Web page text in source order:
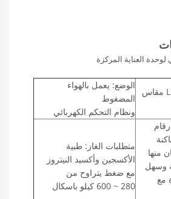
العناية المركزة
الشاشة: شاشة LCD مقاس
الوضع: يعمل بالهواء
المضغوط
ونظام التحكم الكهربائي
مزودة بـ 4 أرقام
منها
وسهل
مع
متطلبات الغاز: طبية
الأكسجين وأكسيد النيتروز
مع ضغط يتراوح من
280 ~ 600 كيلو باسكال